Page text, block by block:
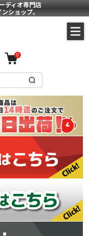
ディオ専門店
ショップ。
0